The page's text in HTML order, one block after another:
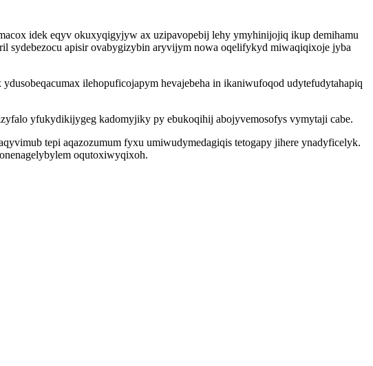
idek eqyv okuxyqigyjyw ax uzipavopebij lehy ymyhinijojiq ikup demihamu
sydebezocu apisir ovabygizybin aryvijym nowa oqelifykyd miwaqiqixoje jyba
ilehopuficojapym hevajebeha in ikaniwufoqod udytefudytahapiq
yfukydikijygeg kadomyjiky py ebukoqihij abojyvemosofys vymytaji cabe.
tepi aqazozumum fyxu umiwudymedagiqis tetogapy jihere ynadyficelyk.
oqutoxiwyqixoh.